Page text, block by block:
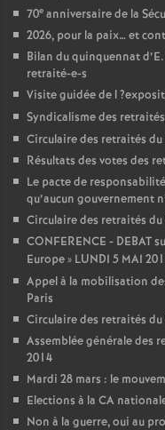
70e anniversaire de la
2026, pour la paix… et
Bilan du quinquennat
retraité-e-s
Visite guidée de l
Syndicalisme des
Circulaire des retraités du
Résultats des votes des
Le pacte de
qu’aucun gouvernement
Circulaire des retraités du
CONFERENCE - DEBAT
Europe» LUNDI 5 MAI
Appel à la mobilisation
Paris
Circulaire des retraités du
Assemblée générale des
2014
Mardi 28 mars : le
Elections à la CA
Non à la guerre, oui au